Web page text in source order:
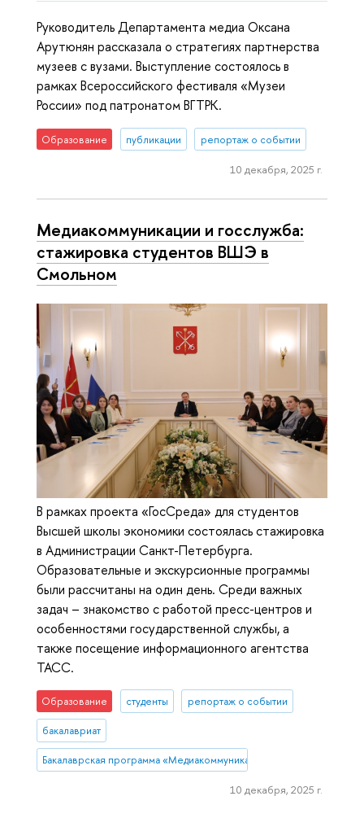
Руководитель Департамента медиа Оксана
Арутюнян рассказала о стратегиях партнерства
музеев с вузами. Выступление состоялось в
рамках Всероссийского фестиваля «Музеи
России» под патронатом ВГТРК.
Образование публикации репортаж о событии
10 декабря, 2025 г.
Медиакоммуникации и госслужба:
стажировка студентов ВШЭ в
Смольном
В рамках проекта «ГосСреда» для студентов
Высшей школы экономики состоялась стажировка
в Администрации Санкт-Петербурга.
Образовательные и экскурсионные программы
были рассчитаны на один день. Среди важных
задач – знакомство с работой пресс-центров и
особенностями государственной службы, а
также посещение информационного агентства
ТАСС.
Образование студенты репортаж о событии
бакалавриат
Бакалаврская программа «Медиакоммуникации»
10 декабря, 2025 г.